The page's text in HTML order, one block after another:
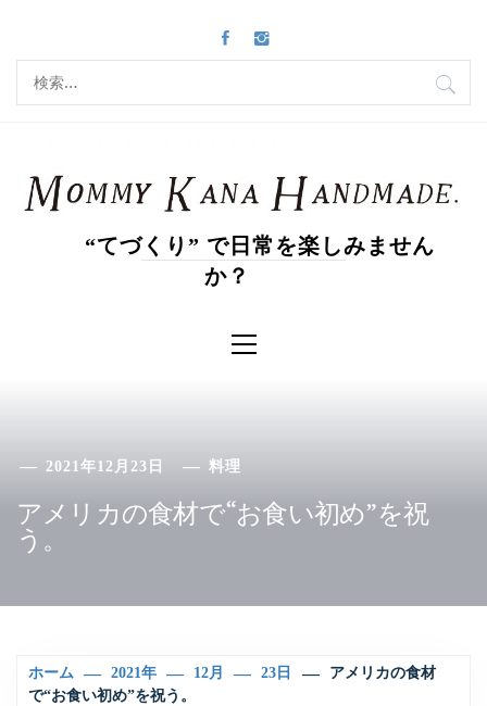
テ
“てづくり” で日常を楽しみません
か？
イ
2021年12月23日 料理
アメリカの食材で“お食い初め”を祝
う。
ホーム 2021年 12月 23日
アメリカの食材
で“お食い初め”を祝う。